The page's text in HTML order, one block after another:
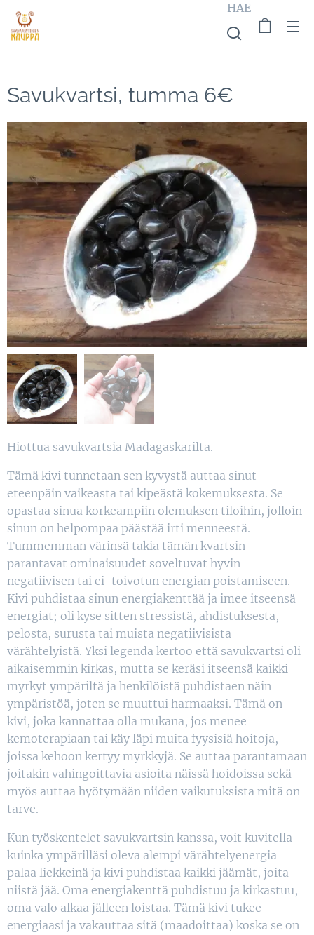
HAE
Savukvartsi, tumma 6€
Hiottua savukvartsia Madagaskarilta.
Tämä kivi tunnetaan sen kyvystä auttaa sinut
eteenpäin vaikeasta tai kipeästä kokemuksesta. Se
opastaa sinua korkeampiin olemuksen tiloihin, jolloin
sinun on helpompaa päästää irti menneestä.
Tummemman värinsä takia tämän kvartsin
parantavat ominaisuudet soveltuvat hyvin
negatiivisen tai ei-toivotun energian poistamiseen.
Kivi puhdistaa sinun energiakenttää ja imee itseensä
energiat; oli kyse sitten stressistä, ahdistuksesta,
pelosta, surusta tai muista negatiivisista
värähtelyistä. Yksi legenda kertoo että savukvartsi oli
aikaisemmin kirkas, mutta se keräsi itseensä kaikki
myrkyt ympäriltä ja henkilöistä puhdistaen näin
ympäristöä, joten se muuttui harmaaksi. Tämä on
kivi, joka kannattaa olla mukana, jos menee
kemoterapiaan tai käy läpi muita fyysisiä hoitoja,
joissa kehoon kertyy myrkkyjä. Se auttaa parantamaan
joitakin vahingoittavia asioita näissä hoidoissa sekä
myös auttaa hyötymään niiden vaikutuksista mitä on
tarve.
Kun työskentelet savukvartsin kanssa, voit kuvitella
kuinka ympärilläsi oleva alempi värähtelyenergia
palaa liekkeinä ja kivi puhdistaa kaikki jäämät, joita
niistä jää. Oma energiakenttä puhdistuu ja kirkastuu,
oma valo alkaa jälleen loistaa. Tämä kivi tukee
energiaasi ja vakauttaa sitä (maadoittaa) koska se on